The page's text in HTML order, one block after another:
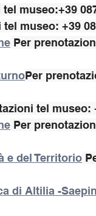
museo:+39
museo: +39
Per
Per
tel museo:
Per
e del Territorio
di Altilia -